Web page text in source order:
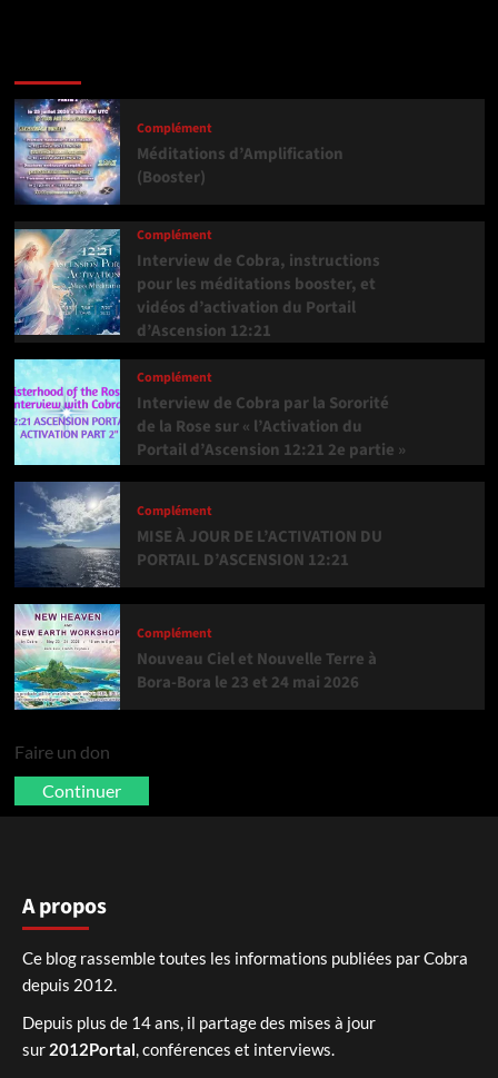
Complément
Méditations d’Amplification
(Booster)
Complément
Interview de Cobra, instructions
pour les méditations booster, et
vidéos d’activation du Portail
d’Ascension 12:21
Complément
Interview de Cobra par la Sororité
de la Rose sur « l’Activation du
Portail d’Ascension 12:21 2e partie »
Complément
MISE À JOUR DE L’ACTIVATION DU
PORTAIL D’ASCENSION 12:21
Complément
Nouveau Ciel et Nouvelle Terre à
Bora-Bora le 23 et 24 mai 2026
Faire un don
Continuer
A propos
Ce blog rassemble toutes les informations publiées par Cobra
depuis 2012.
Depuis plus de 14 ans, il partage des mises à jour
sur 2012Portal, conférences et interviews.